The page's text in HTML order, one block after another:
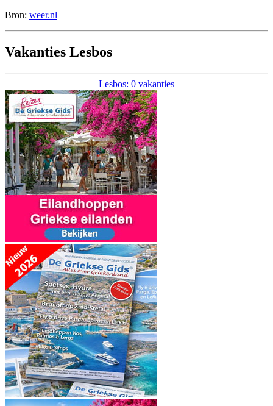
Bron: weer.nl
Vakanties Lesbos
Lesbos: 0 vakanties